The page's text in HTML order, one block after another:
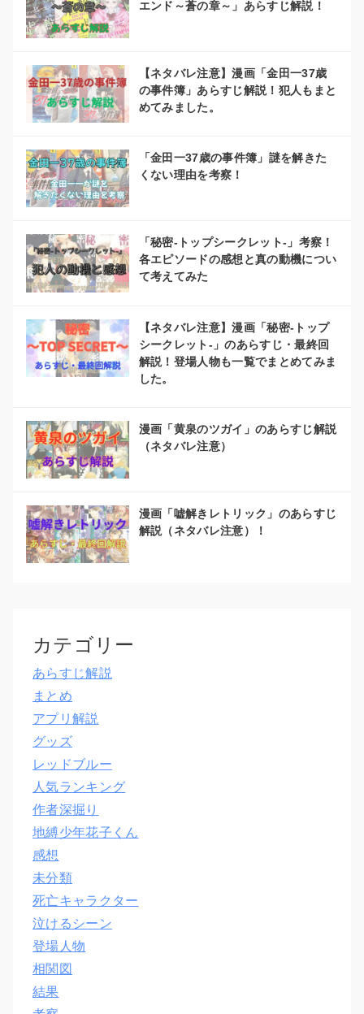
エンド～蒼の章～」あらすじ解説！
【ネタバレ注意】漫画「金田一37歳
の事件簿」あらすじ解説！犯人もまと
めてみました。
「金田一37歳の事件簿」謎を解きた
くない理由を考察！
「秘密-トップシークレット-」考察！
各エピソードの感想と真の動機につい
て考えてみた
【ネタバレ注意】漫画「秘密-トップ
シークレット-」のあらすじ・最終回
解説！登場人物も一覧でまとめてみま
した。
漫画「黄泉のツガイ」のあらすじ解説
（ネタバレ注意）
漫画「嘘解きレトリック」のあらすじ
解説（ネタバレ注意）！
カテゴリー
あらすじ解説
まとめ
アプリ解説
グッズ
レッドブルー
人気ランキング
作者深掘り
地縛少年花子くん
感想
未分類
死亡キャラクター
泣けるシーン
登場人物
相関図
結果